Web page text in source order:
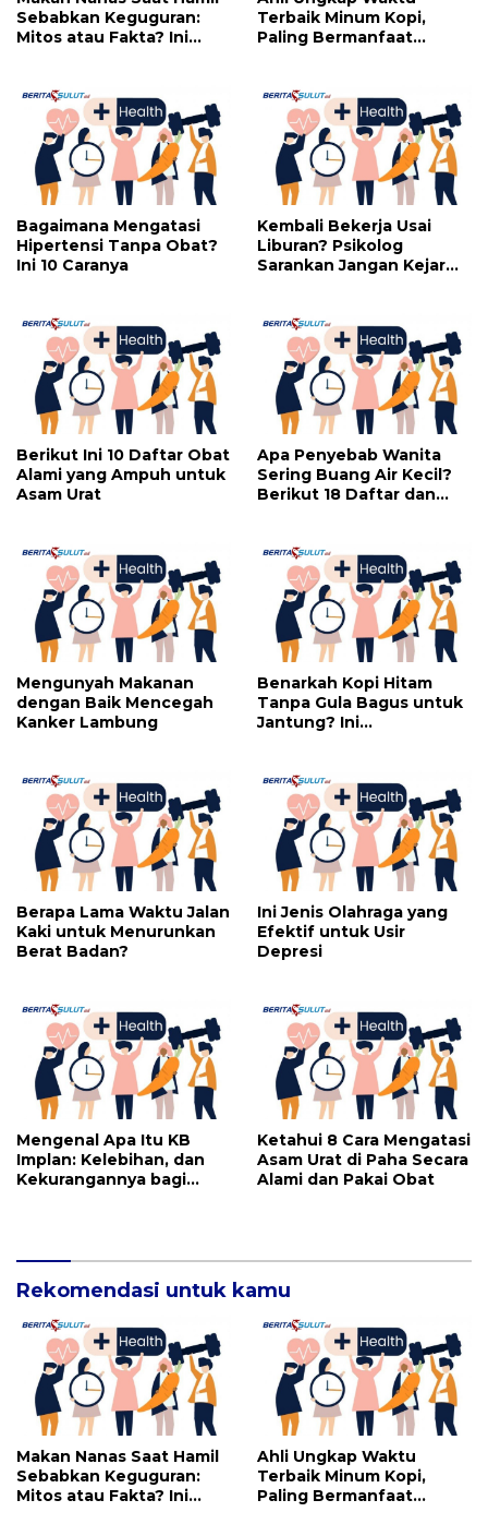
Sebabkan Keguguran:
Mitos atau Fakta? Ini
Terbaik Minum Kopi,
Paling Bermanfaat
Bagaimana Mengatasi
Hipertensi Tanpa Obat?
Ini 10 Caranya
Kembali Bekerja Usai
Liburan? Psikolog
Sarankan Jangan Kejar
Berikut Ini 10 Daftar Obat
Alami yang Ampuh untuk
Asam Urat
Apa Penyebab Wanita
Sering Buang Air Kecil?
Berikut 18 Daftar dan
Mengunyah Makanan
dengan Baik Mencegah
Kanker Lambung
Benarkah Kopi Hitam
Tanpa Gula Bagus untuk
Jantung? Ini
Berapa Lama Waktu Jalan
Kaki untuk Menurunkan
Berat Badan?
Ini Jenis Olahraga yang
Efektif untuk Usir
Depresi
Mengenal Apa Itu KB
Implan: Kelebihan, dan
Kekurangannya bagi
Ketahui 8 Cara Mengatasi
Asam Urat di Paha Secara
Alami dan Pakai Obat
Rekomendasi untuk kamu
Makan Nanas Saat Hamil
Sebabkan Keguguran:
Mitos atau Fakta? Ini
Ahli Ungkap Waktu
Terbaik Minum Kopi,
Paling Bermanfaat